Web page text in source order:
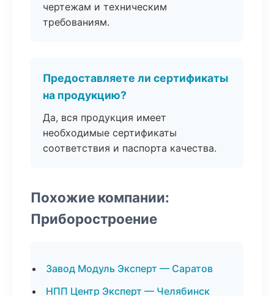
чертежам и техническим
требованиям.
Предоставляете ли сертификаты
на продукцию?
Да, вся продукция имеет
необходимые сертификаты
соответствия и паспорта качества.
Похожие компании:
Приборостроение
Завод Модуль Эксперт — Саратов
НПП Центр Эксперт — Челябинск